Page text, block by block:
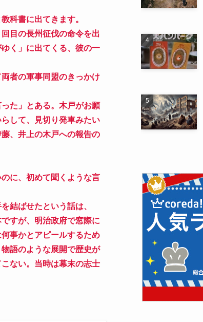
科書に出てきます。
目の長州征伐の命令を出
く」に出てくる、彼の一
者の軍事同盟のきっかけ
た」とある。木戸がお願
して、見切り発車みたい
、井上の木戸への報告の
に、初めて聞くような言
結ばせたという話は、
すが、明治政府で窓際に
事かとアピールするため
語のような展開で歴史が
ない。当時は幕末の志士